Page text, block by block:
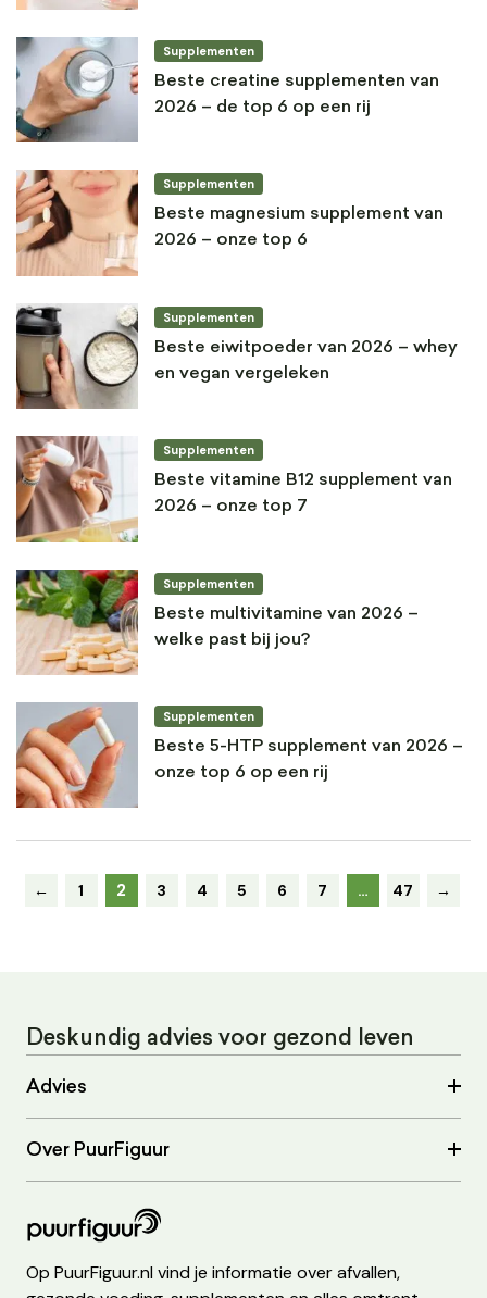
Supplementen
Beste creatine supplementen van
2026 – de top 6 op een rij
Supplementen
Beste magnesium supplement van
2026 – onze top 6
Supplementen
Beste eiwitpoeder van 2026 – whey
en vegan vergeleken
Supplementen
Beste vitamine B12 supplement van
2026 – onze top 7
Supplementen
Beste multivitamine van 2026 –
welke past bij jou?
Supplementen
Beste 5-HTP supplement van 2026 –
onze top 6 op een rij
← 1 2 3 4 5 6 7 … 47 →
Deskundig advies voor gezond leven
Advies
Over PuurFiguur
Op PuurFiguur.nl vind je informatie over afvallen,